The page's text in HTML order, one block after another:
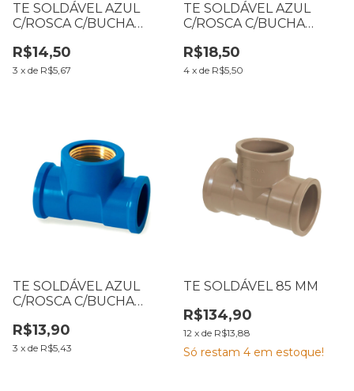
TE SOLDÁVEL AZUL
C/ROSCA C/BUCHA
1/2
R$14,50
3 x de R$5,67
TE SOLDÁVEL AZUL
C/ROSCA C/BUCHA
R$18,50
4 x de R$5,50
TE SOLDÁVEL AZUL
C/ROSCA C/BUCHA
R$13,90
3 x de R$5,43
TE SOLDÁVEL 85 MM
R$134,90
12 x de R$13,88
Só restam 4 em estoque!